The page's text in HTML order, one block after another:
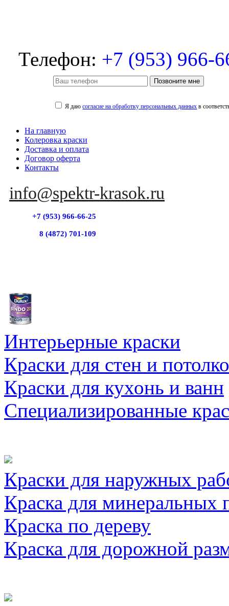
Телефон: +7 (953) 966-
Позвоните мне
Я даюсогласие на обработку персональных данных в
На главную
Колеровка краски
Доставка и оплата
Договор оферта
Контакты
info@spektr-krasok.ru
+7 (953) 966-66-25
8 (4872) 701-109
Интерьерные краски
Краски для стен и
Краски для кухонь и ванн
Специализированные
Краски для наружных
Краска для минеральных
Краска по дереву
Краска для дорожной